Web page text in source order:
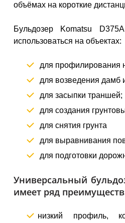
объёмах на короткие
Бульдозер Komatsu
использоваться на объектах:
для профилирования
для возведения дамб
для засыпки траншей;
для создания
для снятия грунта
для выравнивания
для подготовки
Универсальный
имеет ряд
низкий профиль,